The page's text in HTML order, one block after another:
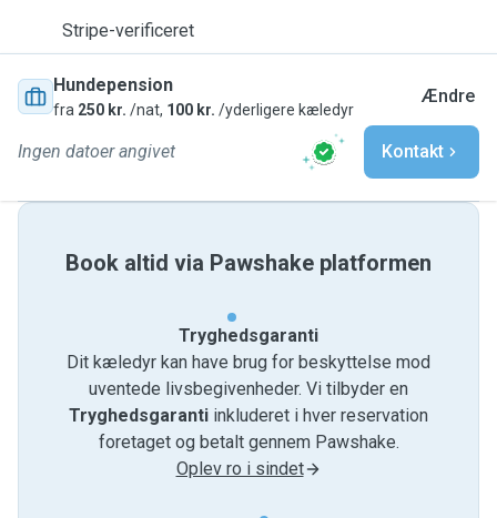
Stripe-verificeret
Hundepension
fra 250 kr. /nat, 100 kr. /yderligere kæledyr
Ændre
Ingen datoer angivet Kontakt
Book altid via Pawshake platformen
Tryghedsgaranti
Dit kæledyr kan have brug for beskyttelse mod
uventede livsbegivenheder. Vi tilbyder en
Tryghedsgaranti inkluderet i hver reservation
foretaget og betalt gennem Pawshake.
Oplev ro i sindet